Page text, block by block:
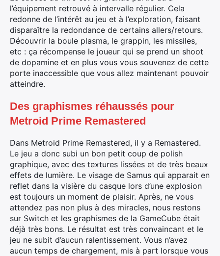
l’équipement retrouvé à intervalle régulier. Cela
redonne de l’intérêt au jeu et à l’exploration, faisant
disparaître la redondance de certains allers/retours.
Découvrir la boule plasma, le grappin, les missiles,
etc : ça récompense le joueur qui se prend un shoot
de dopamine et en plus vous vous souvenez de cette
porte inaccessible que vous allez maintenant pouvoir
atteindre.
Des graphismes réhaussés pour
Metroid Prime Remastered
Dans Metroid Prime Remastered, il y a Remastered.
Le jeu a donc subi un bon petit coup de polish
graphique, avec des textures lissées et de très beaux
effets de lumière. Le visage de Samus qui apparait en
reflet dans la visière du casque lors d’une explosion
est toujours un moment de plaisir. Après, ne vous
attendez pas non plus à des miracles, nous restons
sur Switch et les graphismes de la GameCube était
déjà très bons. Le résultat est très convaincant et le
jeu ne subit d’aucun ralentissement. Vous n’avez
aucun temps de chargement, mis à part lorsque vous